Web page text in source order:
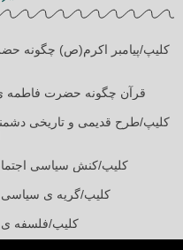
کلیپ/پیامبر اکرم(ص) چگونه
قرآن چگونه حضرت فاطمه
کلیپ/طرح قدیمی و تاریخی
کلیپ/کنش سیاسی
کلیپ/گریه ی
کلیپ/فلسفه